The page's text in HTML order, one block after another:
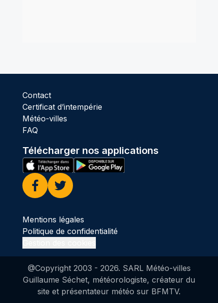
Contact
Certificat d’intempérie
Météo-villes
FAQ
Télécharger nos applications
Facebook
Twitter
Mentions légales
Politique de confidentialité
@Copyright 2003 - 2026. SARL Météo-villes
Guillaume Séchet, météorologiste, créateur du
site et présentateur météo sur BFMTV.